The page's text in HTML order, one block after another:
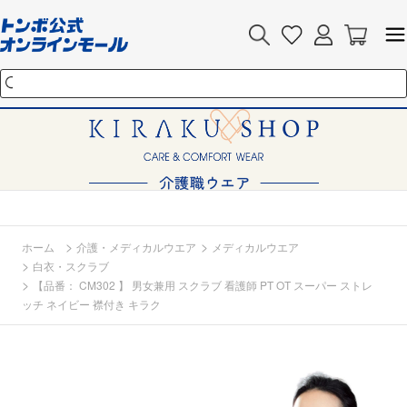
ホーム > 介護・メディカルウエア > メディカルウエア
> 白衣・スクラブ
>
【品番： CM302 】 男女兼用 スクラブ 看護師 PT OT スーパー ストレ
ッチ ネイビー 襟付き キラク